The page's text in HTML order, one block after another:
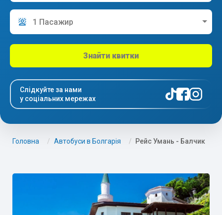
1 Пасажир
Знайти квитки
Слідкуйте за нами
у соціальних мережах
Головна Автобуси в Болгарія Рейс Умань - Балчик